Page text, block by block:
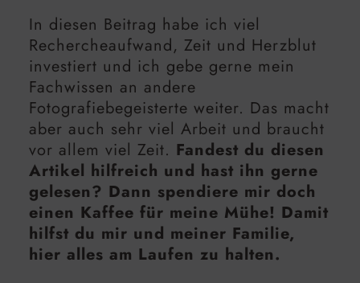
In diesen Beitrag habe ich viel
Rechercheaufwand, Zeit und Herzblut
investiert und ich gebe gerne mein
Fachwissen an andere
Fotografiebegeisterte weiter. Das macht
aber auch sehr viel Arbeit und braucht
vor allem viel Zeit. Fandest du diesen
Artikel hilfreich und hast ihn gerne
gelesen? Dann spendiere mir doch
einen Kaffee für meine Mühe! Damit
hilfst du mir und meiner Familie,
hier alles am Laufen zu halten.